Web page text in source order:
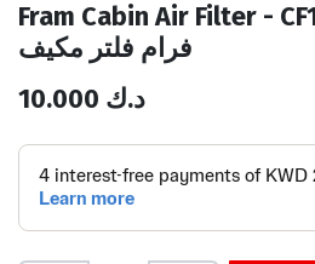
Fram Cabin Air Filter -
فرام فلتر مكيف
10.000 د.ك